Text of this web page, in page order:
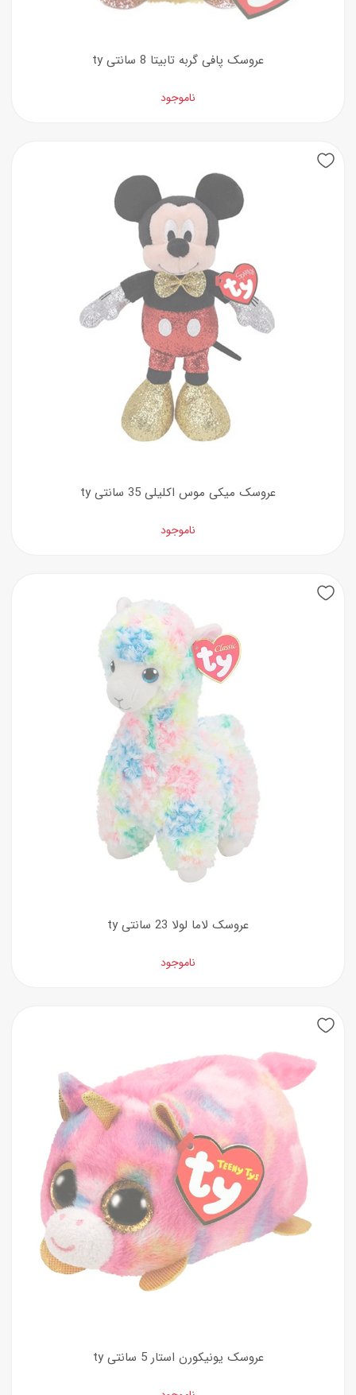
عروسک پافی گربه تابیتا 8 سانتی ty
ناموجود
عروسک میکی موس اکلیلی 35 سانتی ty
ناموجود
عروسک لاما لولا 23 سانتی ty
ناموجود
عروسک یونیکورن استار 5 سانتی ty